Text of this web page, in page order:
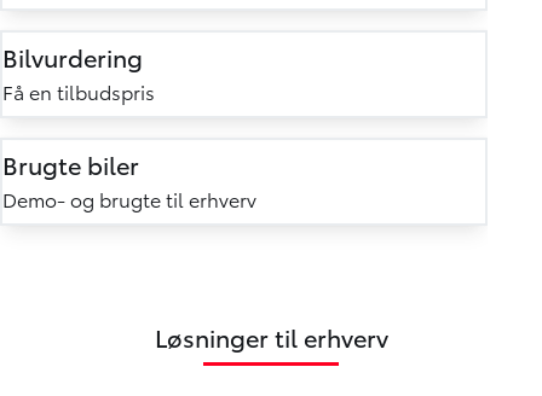
Bilvurdering
Få en tilbudspris
Brugte biler
Demo- og brugte til erhverv
Løsninger til erhverv